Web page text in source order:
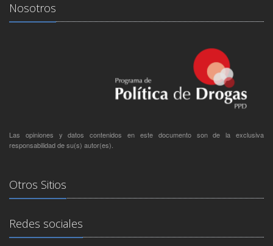
Nosotros
Las opiniones y datos contenidos en este documento son de la exclusiva
responsabilidad de su(s) autor(es).
Otros Sitios
Redes sociales